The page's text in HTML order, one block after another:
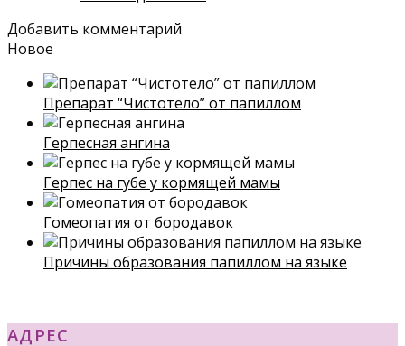
Добавить комментарий
Новое
Препарат “Чистотело” от папиллом
Герпесная ангина
Герпес на губе у кормящей мамы
Гомеопатия от бородавок
Причины образования папиллом на языке
АДРЕС